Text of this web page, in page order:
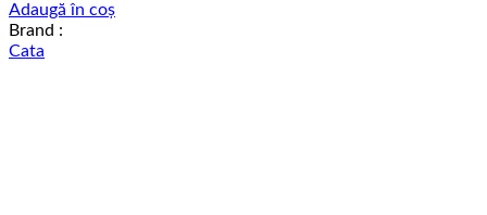
Adaugă în coș
Brand :
Cata